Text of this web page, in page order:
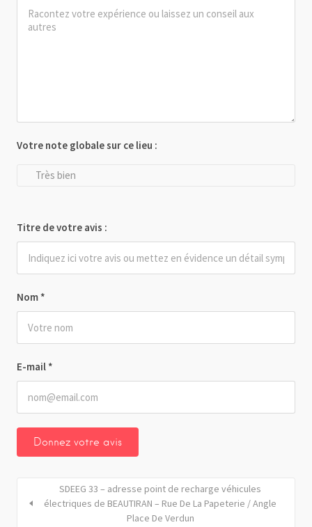
Nom *
E-mail *
Votre note globale sur ce lieu :
Très bien
Titre de votre avis :
SDEEG 33 – adresse point de recharge véhicules
électriques de BEAUTIRAN – Rue De La Papeterie / Angle
Place De Verdun